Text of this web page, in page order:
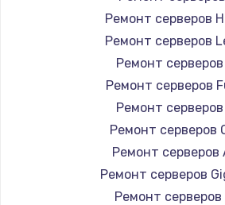
Замена / ремонт
управления
600 руб.
Замена
1100 руб.
Заказать
Ремонт серверов
Ремонт серверов
Ремонт серверов
Ремонт серверов
Ремонт серверов
Ремонт серверов
Ремонт серверов
Ремонт серверов
Ремонт серверов